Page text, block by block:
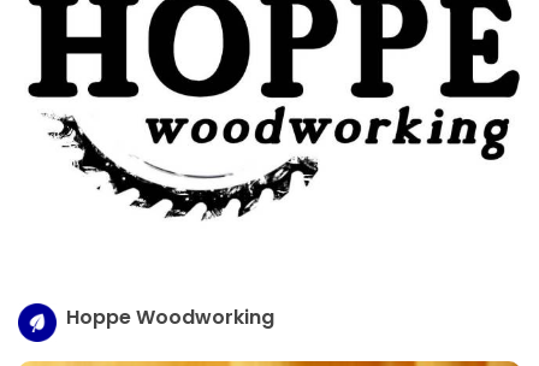
Hoppe Woodworking